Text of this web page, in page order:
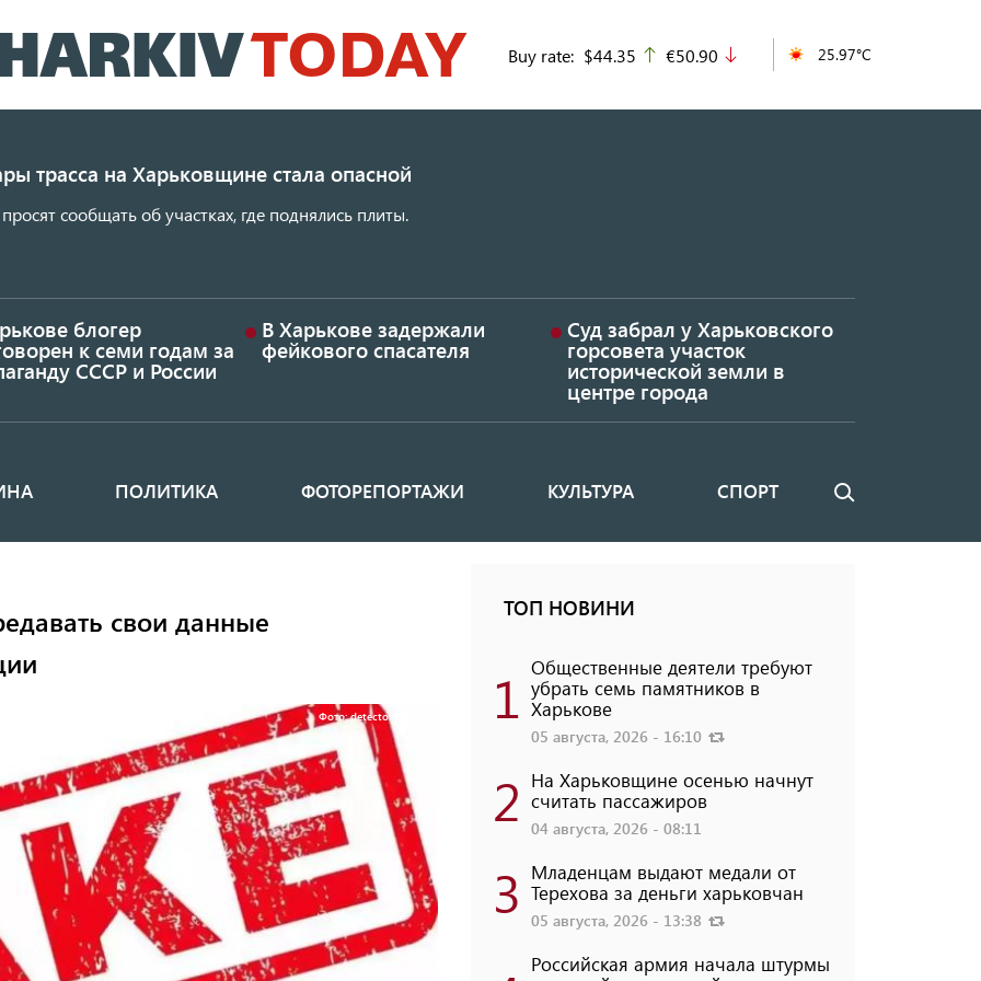
к
основному
Buy rate: $44.35 up
€50.90 25.97°C
трасса на Харьковщине стала опасной
сообщать об участках, где поднялись плиты.
блогер
к семи годам за
СССР и России
В Харькове задержали
фейкового спасателя
Суд забрал у Харьковского
горсовета участок
исторической земли в
центре города
ПОЛИТИКА ФОТОРЕПОРТАЖИ КУЛЬТУРА СПОРТ Поиск
свои данные
Фото: detector.media.
ТОП НОВИНИ
1 Общественные деятели требуют
убрать семь памятников в
Харькове
05 августа, 2026 - 16:10
2 На Харьковщине осенью начнут
считать пассажиров
04 августа, 2026 - 08:11
3 Младенцам выдают медали от
Терехова за деньги харьковчан
05 августа, 2026 - 13:38
Российская армия начала штурмы